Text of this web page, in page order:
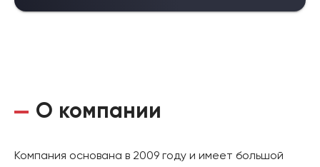
О компании
Компания основана в 2009 году и имеет большой